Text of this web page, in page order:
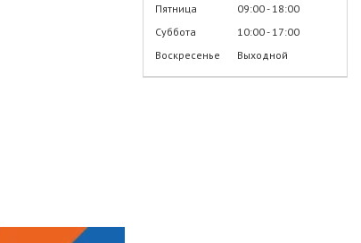
Пятница
09:00 18:00
Суббота
10:00 17:00
Воскресенье
Выходной